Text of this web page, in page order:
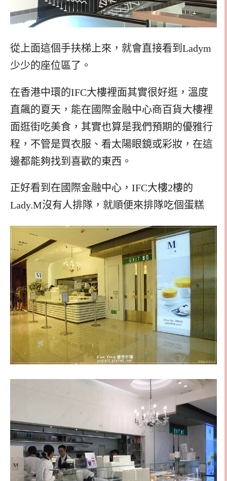
從上面這個手扶梯上來，就會直接看到Ladym
少少的座位區了。
在香港中環的IFC大樓裡面其實很好逛，溫度
直飆的夏天，能在國際金融中心商百貨大樓裡
面逛街吃美食，其實也算是我們預期的優雅行
程，不管是買衣服、看太陽眼鏡或彩妝，在這
邊都能夠找到喜歡的東西。
正好看到在國際金融中心，IFC大樓2樓的
Lady.M沒有人排隊，就順便來排隊吃個蛋糕